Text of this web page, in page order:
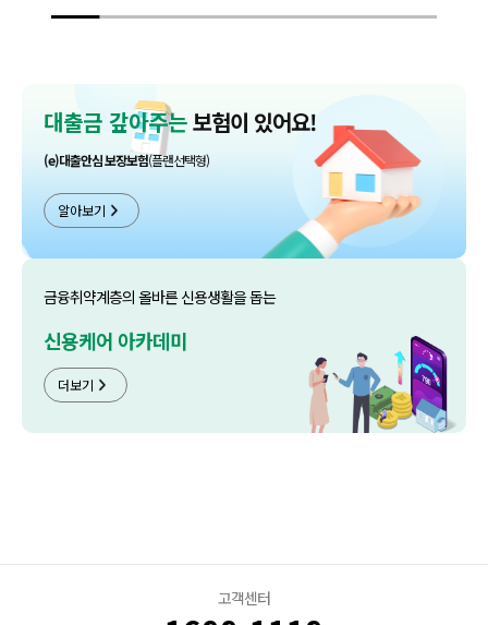
대출금 갚아주는보험이 있어요!
(e)대출안심 보장보험(플랜선택형)
알아보기
금융취약계층의 올바른 신용생활을 돕는
신용케어 아카데미
더보기
고객센터